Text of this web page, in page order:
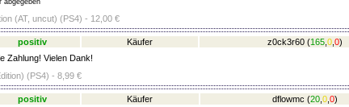
abgegeben
(AT, uncut) (PS4) - 12,00 €
positiv Käufer z0ck3r60 (165, 0, 0)
Zahlung! Vielen Dank!
(PS4) - 8,99 €
positiv Käufer dflowmc (20 0 0)